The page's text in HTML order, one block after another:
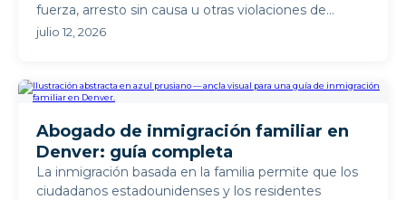
fuerza, arresto sin causa u otras violaciones de
derechos ...
julio 12, 2026
Abogado de inmigración familiar en
Denver: guía completa
La inmigración basada en la familia permite que los
ciudadanos estadounidenses y los residentes